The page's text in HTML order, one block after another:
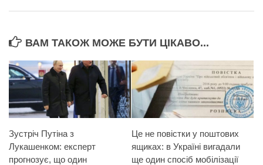
ВАМ ТАКОЖ МОЖЕ БУТИ ЦІКАВО...
Зустріч Путіна з
Лукашенком: експерт
прогнозує, що один
Це не повістки у поштових
ящиках: в Україні вигадали
ще один спосіб мобілізації